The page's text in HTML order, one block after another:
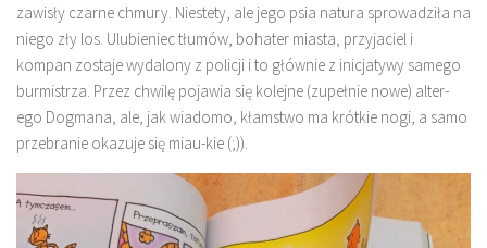
zawisły czarne chmury. Niestety, ale jego psia natura sprowadziła na
niego zły los. Ulubieniec tłumów, bohater miasta, przyjaciel i
kompan zostaje wydalony z policji i to głównie z inicjatywy samego
burmistrza. Przez chwilę pojawia się kolejne (zupełnie nowe) alter-
ego Dogmana, ale, jak wiadomo, kłamstwo ma krótkie nogi, a samo
przebranie okazuje się miau-kie (;)).